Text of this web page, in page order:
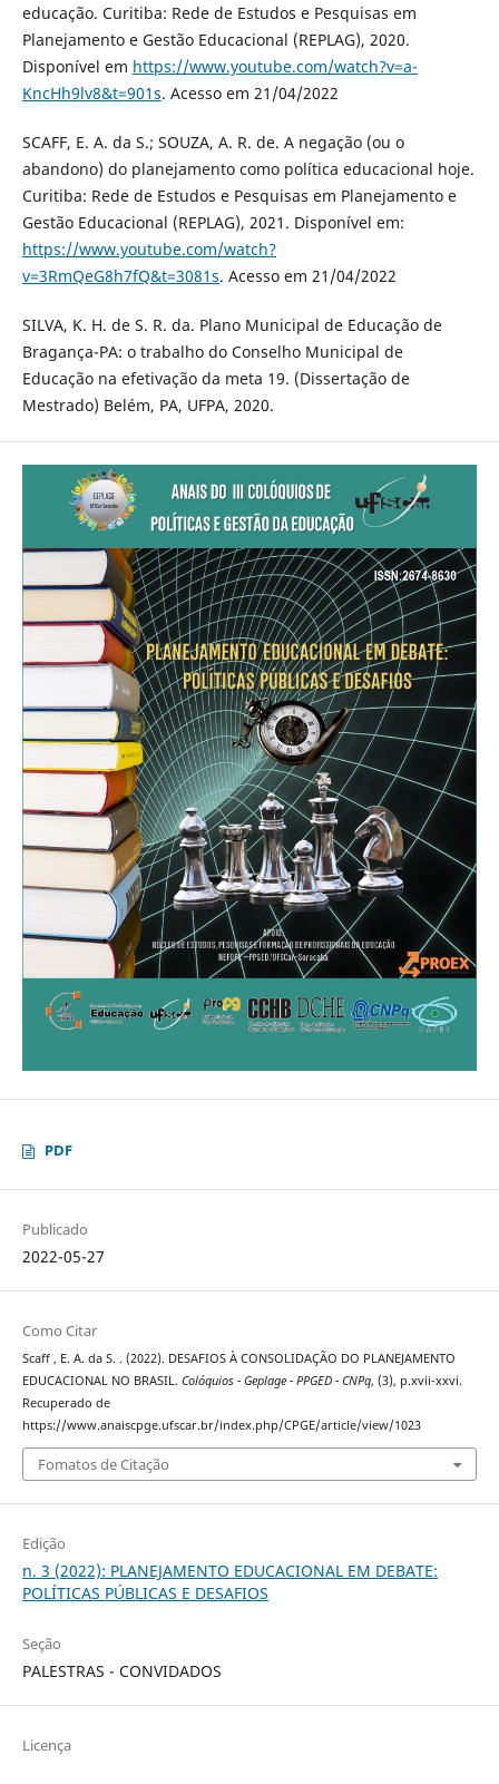
educação. Curitiba: Rede de Estudos e Pesquisas em
Planejamento e Gestão Educacional (REPLAG), 2020.
Disponível em https://www.youtube.com/watch?v=a-
KncHh9lv8&t=901s. Acesso em 21/04/2022
SCAFF, E. A. da S.; SOUZA, A. R. de. A negação (ou o
abandono) do planejamento como política educacional hoje.
Curitiba: Rede de Estudos e Pesquisas em Planejamento e
Gestão Educacional (REPLAG), 2021. Disponível em:
https://www.youtube.com/watch?
v=3RmQeG8h7fQ&t=3081s. Acesso em 21/04/2022
SILVA, K. H. de S. R. da. Plano Municipal de Educação de
Bragança-PA: o trabalho do Conselho Municipal de
Educação na efetivação da meta 19. (Dissertação de
Mestrado) Belém, PA, UFPA, 2020.
PDF
Publicado
2022-05-27
Como Citar
Scaff , E. A. da S. . (2022). DESAFIOS À CONSOLIDAÇÃO DO PLANEJAMENTO
EDUCACIONAL NO BRASIL. Colóquios - Geplage - PPGED - CNPq, (3), p.xvii-xxvi.
Recuperado de
https://www.anaiscpge.ufscar.br/index.php/CPGE/article/view/1023
Fomatos de Citação
Edição
n. 3 (2022): PLANEJAMENTO EDUCACIONAL EM DEBATE:
POLÍTICAS PÚBLICAS E DESAFIOS
Seção
PALESTRAS - CONVIDADOS
Licença